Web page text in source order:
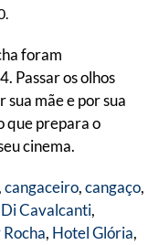
foram
Passar os olhos
sua mãe e por sua
que prepara o
cinema.
,cangaceiro,cangaço,
Di Cavalcanti,
, Hotel Glória,